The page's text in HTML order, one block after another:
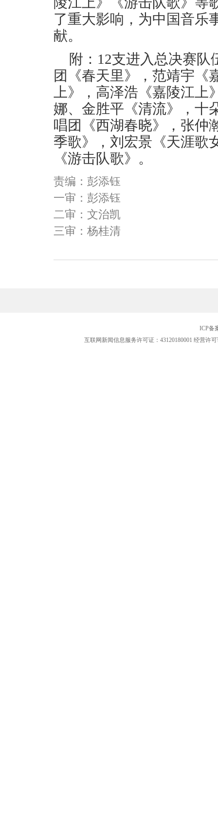
了重大影响，为中国音乐
献。
附：12支进入总决赛
团《春天里》，范靖宇《
上》，高泽浩《嘉陵江
娜、 金胜平《清流》，十
唱团《西湖春晓》，张仲
季歌》，刘宏景《天涯歌
《游击队歌》。
责编：彭添钰
一审：彭添钰
二审：文治凯
三审：杨桂清
ICP备
互联网新闻信息服务许可证：43120180001 经营许可